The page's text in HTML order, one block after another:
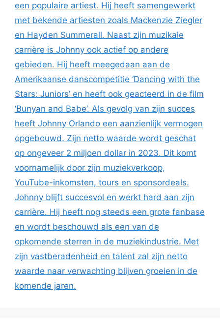
een populaire artiest. Hij heeft samengewerkt
met bekende artiesten zoals Mackenzie Ziegler
en Hayden Summerall. Naast zijn muzikale
carrière is Johnny ook actief op andere
gebieden. Hij heeft meegedaan aan de
Amerikaanse danscompetitie ‘Dancing with the
Stars: Juniors’ en heeft ook geacteerd in de film
‘Bunyan and Babe’. Als gevolg van zijn succes
heeft Johnny Orlando een aanzienlijk vermogen
opgebouwd. Zijn netto waarde wordt geschat
op ongeveer 2 miljoen dollar in 2023. Dit komt
voornamelijk door zijn muziekverkoop,
YouTube-inkomsten, tours en sponsordeals.
Johnny blijft succesvol en werkt hard aan zijn
carrière. Hij heeft nog steeds een grote fanbase
en wordt beschouwd als een van de
opkomende sterren in de muziekindustrie. Met
zijn vastberadenheid en talent zal zijn netto
waarde naar verwachting blijven groeien in de
komende jaren.